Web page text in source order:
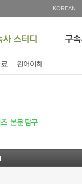
KOREAN |